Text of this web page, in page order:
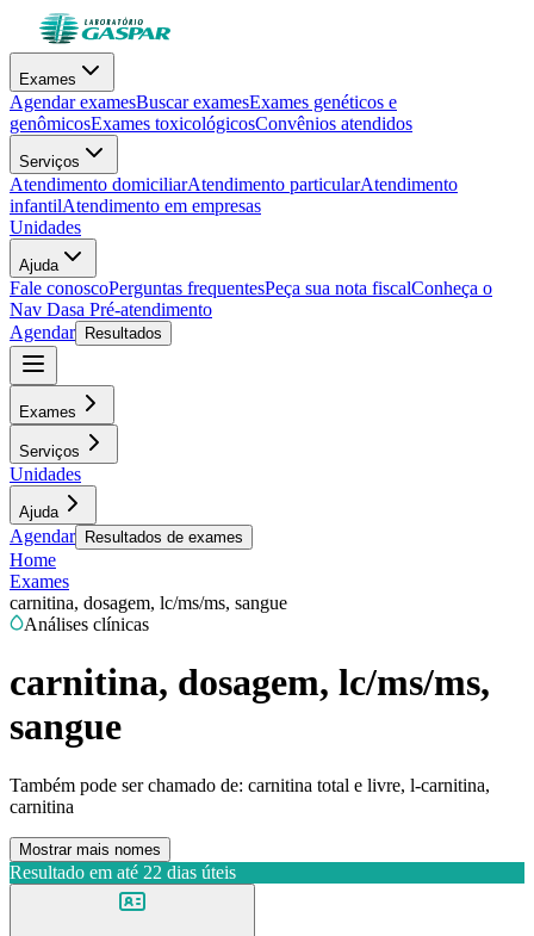
Exames
Agendar examesBuscar examesExames genéticos e
genômicosExames toxicológicosConvênios atendidos
Serviços
Atendimento domiciliarAtendimento particularAtendimento
infantilAtendimento em empresas
Unidades
Ajuda
Fale conoscoPerguntas frequentesPeça sua nota fiscalConheça o
Nav Dasa Pré-atendimento
Agendar
Resultados
Exames
Serviços
Unidades
Ajuda
Agendar Resultados de exames
Home
Exames
carnitina, dosagem, lc/ms/ms, sangue
Análises clínicas
carnitina, dosagem, lc/ms/ms,
sangue
Também pode ser chamado de: carnitina total e livre, l-carnitina,
carnitina
Mostrar mais nomes
Resultado em até 22 dias úteis